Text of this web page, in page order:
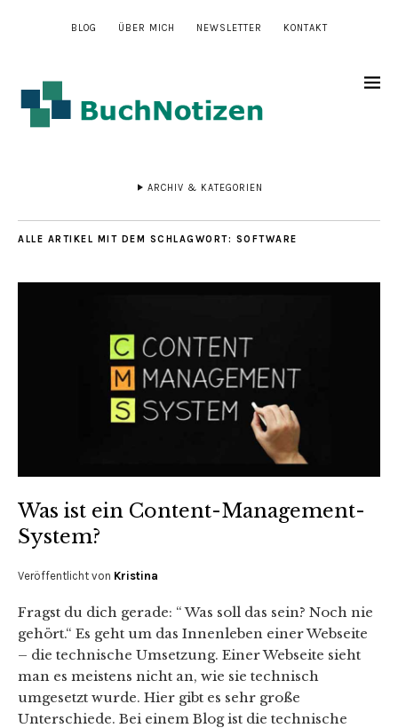
BLOG ÜBER MICH NEWSLETTER KONTAKT
ARCHIV & KATEGORIEN
ALLE ARTIKEL MIT DEM SCHLAGWORT: SOFTWARE
Was ist ein Content-Management-
System?
Veröffentlicht von Kristina
Fragst du dich gerade: “ Was soll das sein? Noch nie
gehört.“ Es geht um das Innenleben einer Webseite
– die technische Umsetzung. Einer Webseite sieht
man es meistens nicht an, wie sie technisch
umgesetzt wurde. Hier gibt es sehr große
Unterschiede. Bei einem Blog ist die technische